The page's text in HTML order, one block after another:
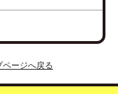
ページへ戻る